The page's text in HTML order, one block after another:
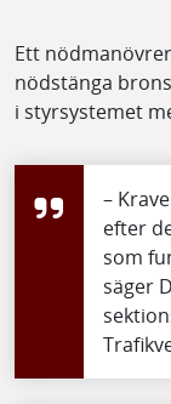
Ett
nödstänga
i styrsystemet
–
efter
som
säger